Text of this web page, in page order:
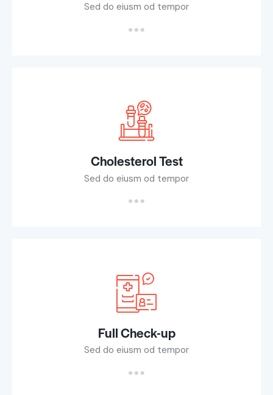
Sed do eiusm od tempor
Cholesterol Test
Sed do eiusm od tempor
Full Check-up
Sed do eiusm od tempor